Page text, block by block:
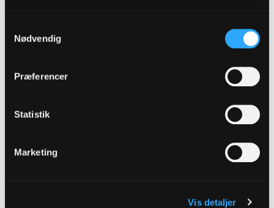
Nødvendig
Præferencer
Statistik
Marketing
Vis detaljer